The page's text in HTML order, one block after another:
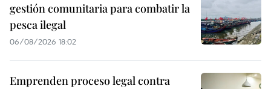
gestión comunitaria para combatir la
pesca ilegal
06/08/2026 18:02
Emprenden proceso legal contra